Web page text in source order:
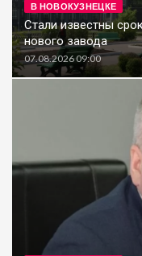
В НОВОКУЗНЕЦКЕ
Стали известны
нового завода
07.08.2026 09:00